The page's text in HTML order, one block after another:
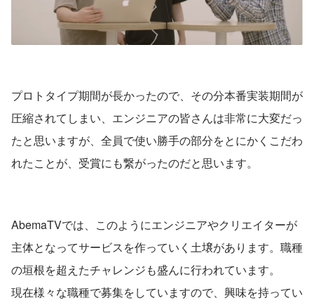
プロトタイプ期間が長かったので、その分本番実装期間が
圧縮されてしまい、エンジニアの皆さんは非常に大変だっ
たと思いますが、全員で使い勝手の部分をとにかくこだわ
れたことが、受賞にも繋がったのだと思います。
AbemaTVでは、このようにエンジニアやクリエイターが
主体となってサービスを作っていく土壌があります。職種
の垣根を超えたチャレンジも盛んに行われています。
現在様々な職種で募集をしていますので、興味を持ってい